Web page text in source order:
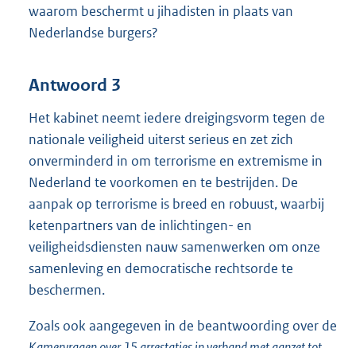
waarom beschermt u jihadisten in plaats van
Nederlandse burgers?
Antwoord 3
Het kabinet neemt iedere dreigingsvorm tegen de
nationale veiligheid uiterst serieus en zet zich
onverminderd in om terrorisme en extremisme in
Nederland te voorkomen en te bestrijden. De
aanpak op terrorisme is breed en robuust, waarbij
ketenpartners van de inlichtingen- en
veiligheidsdiensten nauw samenwerken om onze
samenleving en democratische rechtsorde te
beschermen.
Zoals ook aangegeven in de beantwoording over de